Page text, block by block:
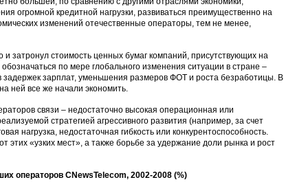
огромной кредитной нагрузки, развиваться преимущественно на
изменений отечественные операторы, тем не менее,
затронул стоимость ценных бумаг компаний, присутствующих на
по мере глобального изменения ситуации в стране –
зарплат, уменьшения размеров ФОТ и роста безработицы. В
ней все же начали экономить.
связи – недостаточно высокая операционная или
стратегией агрессивного развития (например, за счет
нагрузка, недостаточная гибкость или конкурентоспособность.
этих «узких мест», а также борьбе за удержание доли рынка и рост
операторов CNewsTelecom, 2002-2008 (%)